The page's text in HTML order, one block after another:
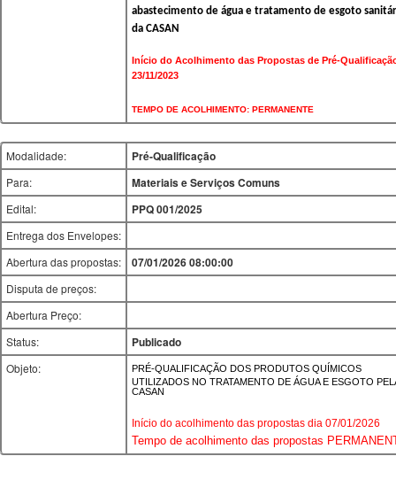
abastecimento de água e tratamento de esgoto
da CASAN
Início do Acolhimento das Propostas de Pré-
23/11/2023
TEMPO DE ACOLHIMENTO: PERMANENTE
Modalidade: Pré-Qualificação
Para: Materiais e Serviços Comuns
Edital: PPQ 001/2025
Entrega dos Envelopes:
Abertura das propostas:
07/01/2026 08:00:00
Disputa de preços:
Abertura Preço:
Status:
Publicado
Objeto:
PRÉ-QUALIFICAÇÃO DOS PRODUTOS QUÍMICOS
UTILIZADOS NO TRATAMENTO DE ÁGUA E ESGOTO
CASAN
Início do acolhimento das propostas dia 07/01/2026
Tempo de acolhimento das propostas